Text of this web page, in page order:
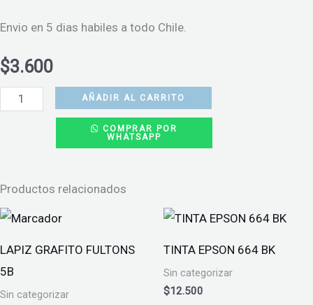
Envio en 5 dias habiles a todo Chile.
$3.600
AUDIFONOS
ALAMBRICOS
cantidad
AÑADIR AL CARRITO
COMPRAR POR
WHATSAPP
Productos relacionados
LAPIZ GRAFITO FULTONS
5B
Sin categorizar
TINTA EPSON 664 BK
Sin categorizar
$12.500